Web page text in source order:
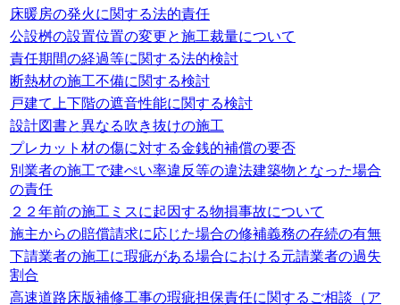
床暖房の発火に関する法的責任
公設桝の設置位置の変更と施工裁量について
責任期間の経過等に関する法的検討
断熱材の施工不備に関する検討
戸建て上下階の遮音性能に関する検討
設計図書と異なる吹き抜けの施工
プレカット材の傷に対する金銭的補償の要否
別業者の施工で建ぺい率違反等の違法建築物となった場合
の責任
２２年前の施工ミスに起因する物損事故について
施主からの賠償請求に応じた場合の修補義務の存続の有無
下請業者の施工に瑕疵がある場合における元請業者の過失
割合
高速道路床版補修工事の瑕疵担保責任に関するご相談（ア